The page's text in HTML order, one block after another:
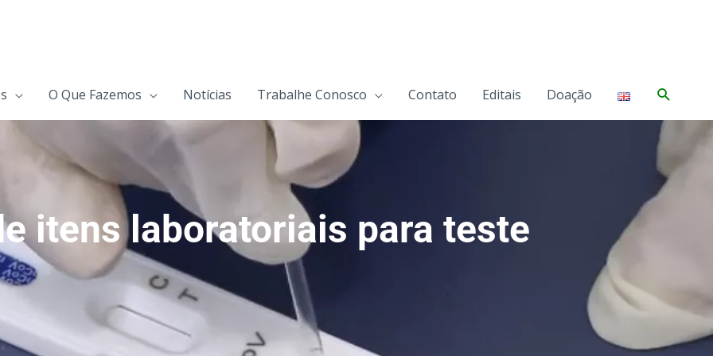
O Que Fazemos Notícias Trabalhe Conosco Contato Editais Doação
itens laboratoriais para teste